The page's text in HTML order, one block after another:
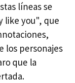
líneas se
like you", que
los personajes
que la